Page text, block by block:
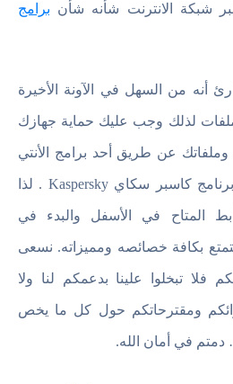
شبكة الانترنت شأنه شأن برامج
أنه من السهل في الآونة الأخيرة
لذلك وجب عليك حماية جهازك
عن طريق أحد برامج الأنتي
فيرس والتي من أفضلها برنامج كاسبر سكاي Kaspersky . لذا
المتاح في الأسفل والبدء في
بكافة خصائصه ومميزاته. نسعى
فلا تبخلوا علينا بدعمكم لنا ولا
ومقترحاتكم حول كل ما يخص
دمتم في أمان الله.